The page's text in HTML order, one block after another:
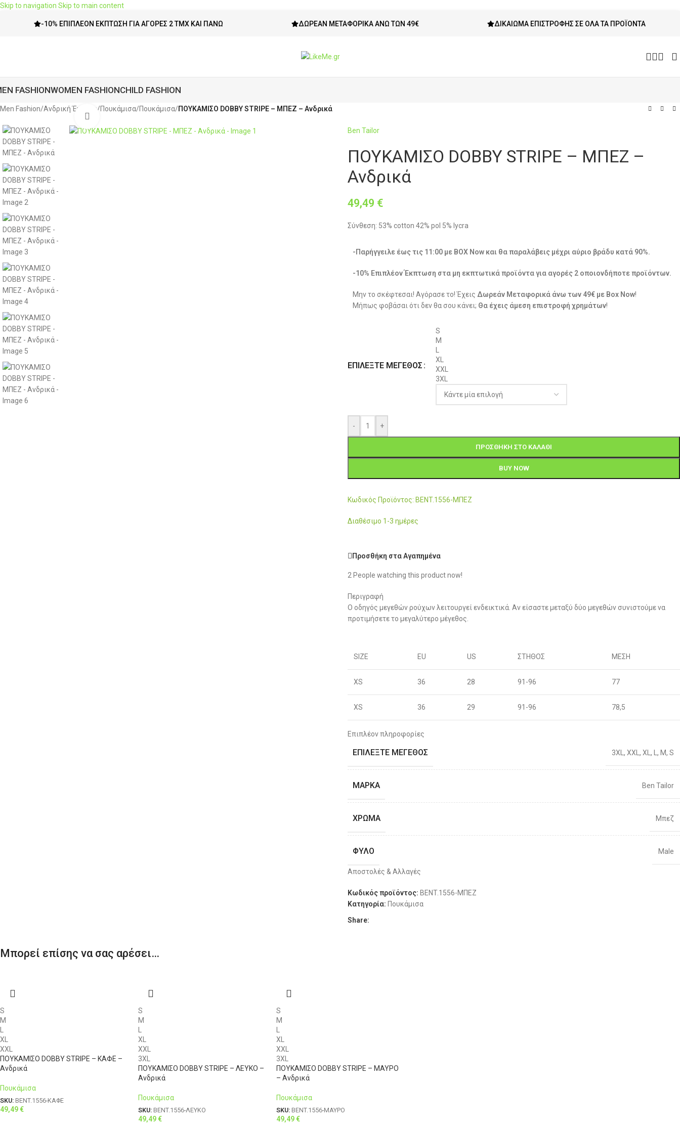
Skip to navigation Skip to main content
-10% ΕΠΙΠΛΈΟΝ ΈΚΠΤΩΣΗ ΓΙΑ ΑΓΟΡΈΣ 2 ΤΜΧ ΚΑΙ ΠΆΝΩ ΔΩΡΕΆΝ ΜΕΤΑΦΟΡΙΚΆ ΆΝΩ ΤΩΝ 49€ ΔΙΚΑΊΩΜΑ ΕΠΙΣΤΡΟΦΉΣ ΣΕ ΌΛΑ ΤΑ ΠΡΟΪΌΝΤΑ
FASHIONWOMEN FASHIONCHILD FASHION
Men Fashion/Ανδρική Ένδυση/Πουκάμισα/Πουκάμισα/ΠΟΥΚΑΜΙΣΟ DOBBY STRIPE – ΜΠΕΖ – Ανδρικά
Ben Tailor
ΠΟΥΚΑΜΙΣΟ DOBBY STRIPE – ΜΠΕΖ –
Ανδρικά
49,49 €
Σύνθεση: 53% cotton 42% pol 5% lycra
-Παρήγγειλε έως τις 11:00 με BOX Now και θα παραλάβεις μέχρι αύριο βράδυ κατά 90%.
-10% Επιπλέον Έκπτωση στα μη εκπτωτικά προϊόντα για αγορές 2 οποιονδήποτε προϊόντων.
Μην το σκέφτεσαι! Αγόρασε το! Έχεις Δωρεάν Μεταφορικά άνω των 49€ με Box Now!
Μήπως φοβάσαι ότι δεν θα σου κάνει; Θα έχεις άμεση επιστροφή χρημάτων!
ΕΠΙΛΈΞΤΕ ΜΈΓΕΘΟΣ
S
M
XL
XXL
3XL
- +
ΠΡΟΣΘΉΚΗ ΣΤΟ ΚΑΛΆΘΙ
BUY NOW
Κωδικός Προϊόντος: BENT.1556-ΜΠΕΖ
Διαθέσιμο 1-3 ημέρες
Προσθήκη στα Αγαπημένα
2 People watching this product now!
Περιγραφή
Ο οδηγός μεγεθών ρούχων λειτουργεί ενδεικτικά. Αν είσαστε μεταξύ δύο μεγεθών συνιστούμε να
προτιμήσετε το μεγαλύτερο μέγεθος.
SIZE EU US ΣΤΗΘΟΣ ΜΕΣΗ
XS 36 28 91-96 77
XS 36 29 91-96 78,5
S 38
S 40 81,5
M
L 46 34 106-111 88
Επιπλέον πληροφορίες
ΕΠΙΛΈΞΤΕ ΜΈΓΕΘΟΣ 3XL , XXL , XL , , M, S
ΜΆΡΚΑ Ben Tailor
ΧΡΏΜΑ Μπεζ
ΦΎΛΟ Male
Αποστολές & Αλλαγές
Κωδικός προϊόντος: BENT.1556-ΜΠΕΖ
Κατηγορία: Πουκάμισα
Share:
Μπορεί επίσης να σας αρέσει…
S
M
XL
XXL
ΠΟΥΚΑΜΙΣΟ DOBBY STRIPE – ΚΑΦΕ –
Ανδρικά
Πουκάμισα
SKU: BENT.1556-ΚΑΦΕ
49,49€
S
M
XL
XXL
3XL
ΠΟΥΚΑΜΙΣΟ DOBBY STRIPE – ΛΕΥΚΟ –
Ανδρικά
Πουκάμισα
SKU: BENT.1556-ΛΕΥΚΟ
49,49€
S
M
XL
XXL
3XL
ΠΟΥΚΑΜΙΣΟ DOBBY STRIPE – ΜΑΥΡΟ
– Ανδρικά
Πουκάμισα
SKU: BENT.1556-ΜΑΥΡΟ
49,49€